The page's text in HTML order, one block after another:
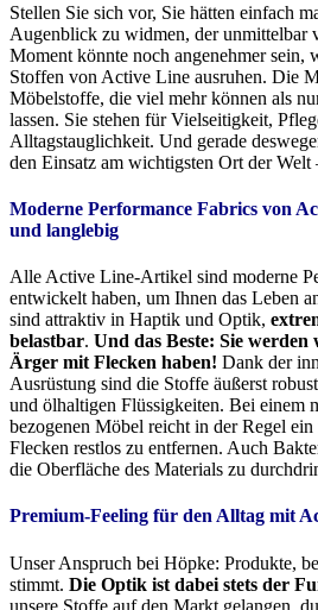
Stellen Sie sich vor, Sie hätten einfach
Augenblick zu widmen, der unmittelbar
Moment könnte noch angenehmer sein,
Stoffen von Active Line ausruhen. Die
Möbelstoffe, die viel mehr können als
lassen. Sie stehen für Vielseitigkeit,
Alltagstauglichkeit. Und gerade
den Einsatz am wichtigsten Ort der Welt
Moderne Performance Fabrics von
und langlebig
Alle Active Line-Artikel sind moderne
entwickelt haben, um Ihnen das Leben
sind attraktiv in Haptik und Optik,
belastbar. Und das Beste: Sie
Ärger mit Flecken haben! Dank der
Ausrüstung sind die Stoffe äußerst
und ölhaltigen Flüssigkeiten. Bei einem
bezogenen Möbel reicht in der Regel
Flecken restlos zu entfernen. Auch
die Oberfläche des Materials zu
Premium-Feeling für den Alltag mit
Unser Anspruch bei Höpke: Produkte,
stimmt. Die Optik ist dabei stets der
unsere Stoffe auf den Markt gelangen,